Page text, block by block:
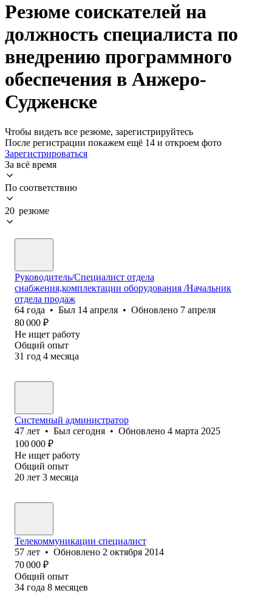
Резюме соискателей на
должность специалиста по
внедрению программного
обеспечения в Анжеро-
Судженске
Чтобы видеть все резюме, зарегистрируйтесь
После регистрации покажем ещё 14 и откроем фото
Зарегистрироваться
За всё время
По соответствию
20 резюме
Руководитель/Специалист отдела
снабжения,комплектации оборудования /Начальник
отдела продаж
64 года • Был 14 апреля • Обновлено 7 апреля
80 000 ₽
Не ищет работу
Общий опыт
31 год 4 месяца
Системный администратор
47 лет • Был сегодня • Обновлено 4 марта 2025
100 000 ₽
Не ищет работу
Общий опыт
20 лет 3 месяца
Телекоммуникации специалист
57 лет • Обновлено 2 октября 2014
70 000 ₽
Общий опыт
34 года 8 месяцев